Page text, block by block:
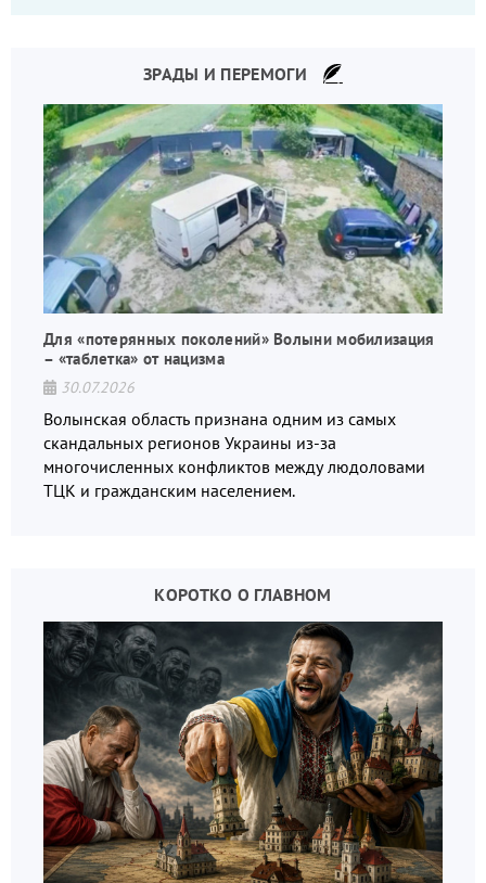
ЗРАДЫ И ПЕРЕМОГИ
Для «потерянных поколений» Волыни мобилизация
– «таблетка» от нацизма
30.07.2026
Волынская область признана одним из самых
скандальных регионов Украины из-за
многочисленных конфликтов между людоловами
ТЦК и гражданским населением.
КОРОТКО О ГЛАВНОМ